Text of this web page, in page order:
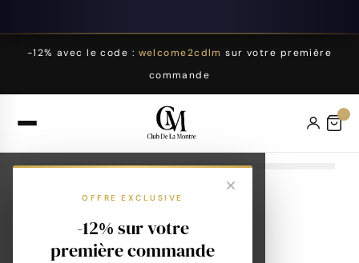
-12% avec le code : welcome2cdlm sur votre première
commande
OFFRE EXCLUSIVE
-12% sur votre
première commande